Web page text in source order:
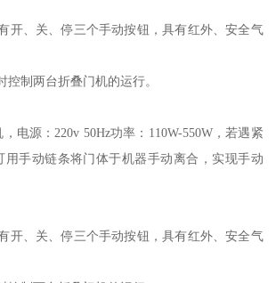
、关、停三个手动按钮，具有红外、安全气
制两台折叠门机的运行。
源：220v 50Hz功率：110W-550W，若遇紧
用手动链条将门体于机器手动离合，实现手动
、关、停三个手动按钮，具有红外、安全气